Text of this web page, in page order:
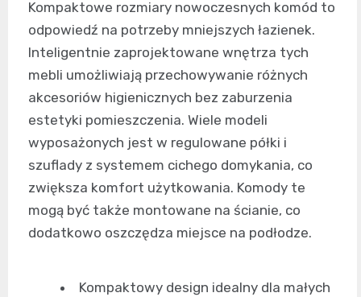
Kompaktowe rozmiary nowoczesnych komód to
odpowiedź na potrzeby mniejszych łazienek.
Inteligentnie zaprojektowane wnętrza tych
mebli umożliwiają przechowywanie różnych
akcesoriów higienicznych bez zaburzenia
estetyki pomieszczenia. Wiele modeli
wyposażonych jest w regulowane półki i
szuflady z systemem cichego domykania, co
zwiększa komfort użytkowania. Komody te
mogą być także montowane na ścianie, co
dodatkowo oszczędza miejsce na podłodze.
Kompaktowy design idealny dla małych